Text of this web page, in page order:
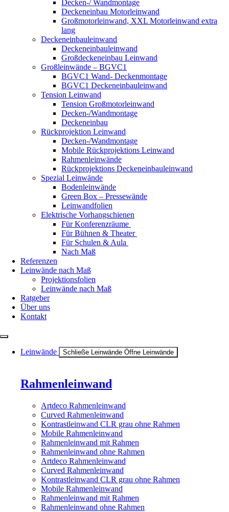
Decken-/ Wandmontage
Deckeneinbau Motorleinwand
Großmotorleinwand, XXL Motorleinwand extra
lang
Deckeneinbauleinwand
Deckeneinbauleinwand
Großdeckeneinbau Leinwand
Großleinwände – BGVC1
BGVC1 Wand- Deckenmontage
BGVC1 Deckeneinbauleinwand
Tension Leinwand
Tension Großmotorleinwand
Decken-/Wandmontage
Deckeneinbau
Rückprojektion Leinwand
Decken-/Wandmontage
Mobile Rückprojektions Leinwand
Rahmenleinwände
Rückprojektions Deckeneinbauleinwand
Spezial Leinwände
Bodenleinwände
Green Box – Pressewände
Leinwandfolien
Elektrische Vorhangschienen
Für Konferenzräume
Für Bühnen & Theater
Für Schulen & Aula
Nach Maß
Referenzen
Leinwände nach Maß
Projektionsfolien
Leinwände nach Maß
Ratgeber
Über uns
Kontakt
Leinwände Schließe Leinwände Öffne Leinwände
Rahmenleinwand
Artdeco Rahmenleinwand
Curved Rahmenleinwand
Kontrastleinwand CLR grau ohne Rahmen
Mobile Rahmenleinwand
Rahmenleinwand mit Rahmen
Rahmenleinwand ohne Rahmen
Artdeco Rahmenleinwand
Curved Rahmenleinwand
Kontrastleinwand CLR grau ohne Rahmen
Mobile Rahmenleinwand
Rahmenleinwand mit Rahmen
Rahmenleinwand ohne Rahmen